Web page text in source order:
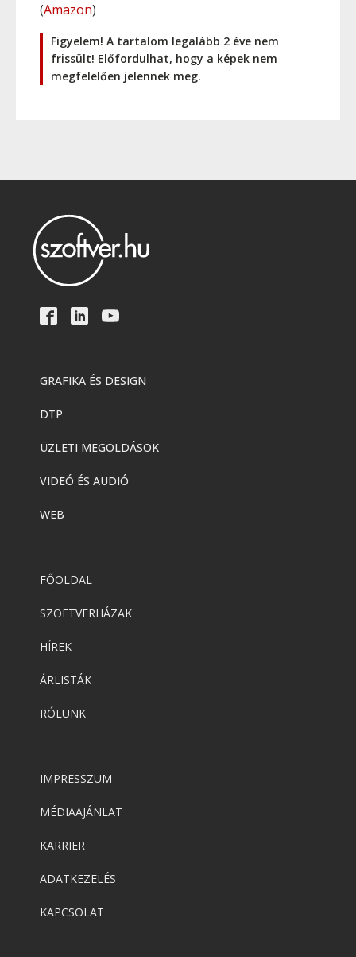
(Amazon)
Figyelem! A tartalom legalább 2 éve nem
frissült! Előfordulhat, hogy a képek nem
megfelelően jelennek meg.
GRAFIKA ÉS DESIGN
DTP
ÜZLETI MEGOLDÁSOK
VIDEÓ ÉS AUDIÓ
WEB
FŐOLDAL
SZOFTVERHÁZAK
HÍREK
ÁRLISTÁK
RÓLUNK
IMPRESSZUM
MÉDIAAJÁNLAT
KARRIER
ADATKEZELÉS
KAPCSOLAT